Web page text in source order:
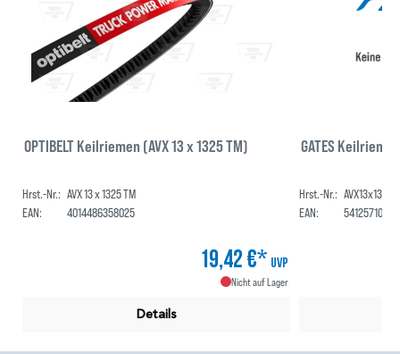
OPTIBELT Keilriemen (AVX 13 x 1325 TM)
Hrst.-Nr.: AVX 13 x 1325 TM
EAN:
4014486358025
19,42 €* UVP
Nicht auf Lager
Details
GATES
Hrst.-Nr.:
EAN: